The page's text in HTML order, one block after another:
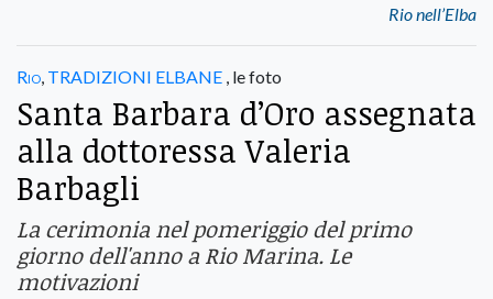
Rio nell’Elba
Rio, TRADIZIONI ELBANE , le foto
Santa Barbara d’Oro assegnata
alla dottoressa Valeria
Barbagli
La cerimonia nel pomeriggio del primo
giorno dell'anno a Rio Marina. Le
motivazioni